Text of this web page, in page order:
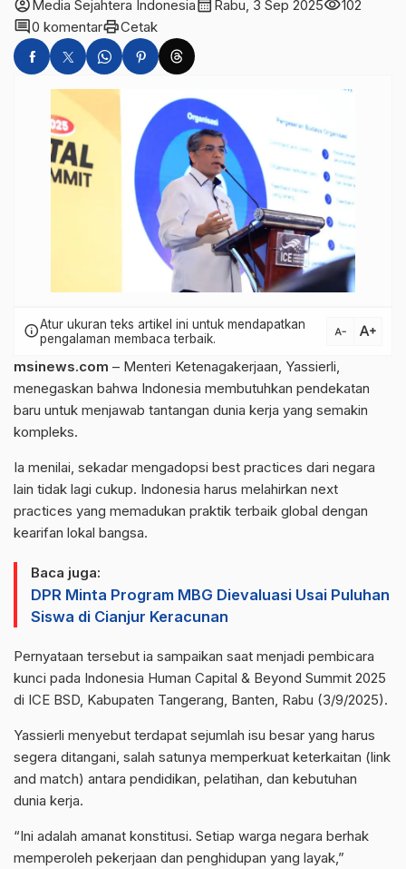
account_circle Media Sejahtera Indonesia calendar_month Rabu, 3 Sep 2025visibility102
comment0 komentarprintCetak
infoAtur ukuran teks artikel ini untuk mendapatkan
pengalaman membaca terbaik.
text_decrease text_increase
msinews.com – Menteri Ketenagakerjaan, Yassierli,
menegaskan bahwa Indonesia membutuhkan pendekatan
baru untuk menjawab tantangan dunia kerja yang semakin
kompleks.
Ia menilai, sekadar mengadopsi best practices dari negara
lain tidak lagi cukup. Indonesia harus melahirkan next
practices yang memadukan praktik terbaik global dengan
kearifan lokal bangsa.
Baca juga:
DPR Minta Program MBG Dievaluasi Usai Puluhan
Siswa di Cianjur Keracunan
Pernyataan tersebut ia sampaikan saat menjadi pembicara
kunci pada Indonesia Human Capital & Beyond Summit 2025
di ICE BSD, Kabupaten Tangerang, Banten, Rabu (3/9/2025).
Yassierli menyebut terdapat sejumlah isu besar yang harus
segera ditangani, salah satunya memperkuat keterkaitan (link
and match) antara pendidikan, pelatihan, dan kebutuhan
dunia kerja.
“Ini adalah amanat konstitusi. Setiap warga negara berhak
memperoleh pekerjaan dan penghidupan yang layak,”